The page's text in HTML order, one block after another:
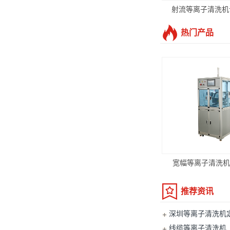
射流等离子清洗
热门产品
宽幅等离子清洗
推荐资讯
深圳等离子清洗机
线缆等离子清洗机